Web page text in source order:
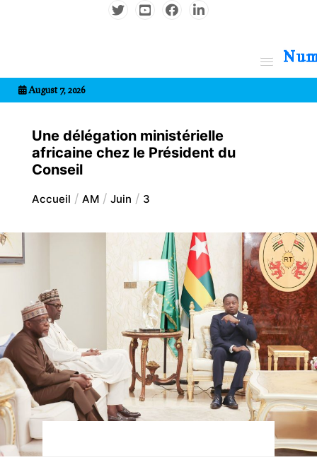
August 7, 2026
Une délégation ministérielle
africaine chez le Président du
Conseil
Accueil AM Juin 3